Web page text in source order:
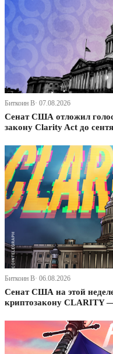
Биткоин В· 07.08.2026
Сенат США отложил
закону Clarity Act до
Биткоин В· 06.08.2026
Сенат США на этой
криптозакону CLARITY